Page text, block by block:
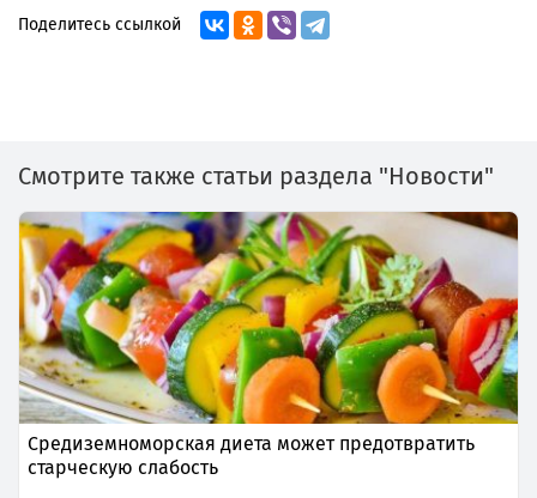
Поделитесь ссылкой
Смотрите также статьи раздела "Новости"
Средиземноморская диета может предотвратить
старческую слабость